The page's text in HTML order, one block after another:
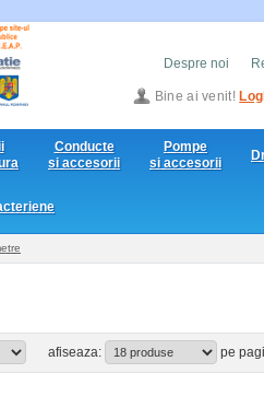
Despre noi
Bine ai venit!
Conducte
si accesorii
Pompe
si accesorii
afiseaza: pe